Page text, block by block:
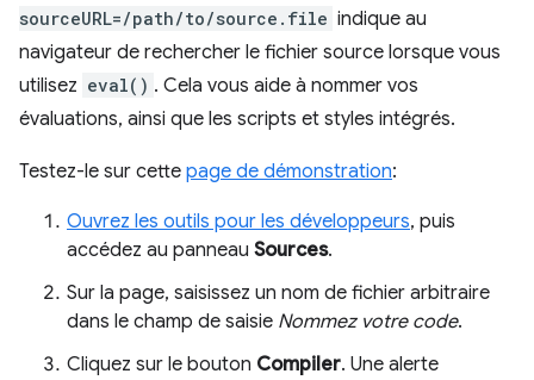
sourceURL=/path/to/source.file indique au
navigateur de rechercher le fichier source lorsque vous
utilisez eval() . Cela vous aide à nommer vos
évaluations, ainsi que les scripts et styles intégrés.
Testez-le sur cette page de démonstration:
Ouvrez les outils pour les développeurs, puis
accédez au panneau Sources.
Sur la page, saisissez un nom de fichier arbitraire
dans le champ de saisie Nommez votre code.
Cliquez sur le bouton Compiler. Une alerte